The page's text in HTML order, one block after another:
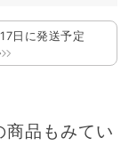
日 に発送予定
品もみてい